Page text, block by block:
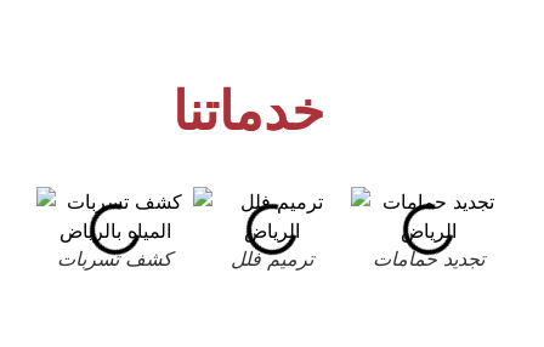
خدماتنا
كشف تسربات ترميم فلل تجديد حمامات